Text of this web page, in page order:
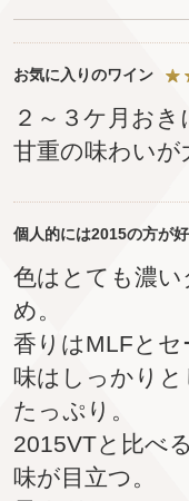
お気に入りのワイン
２～３ケ月お
甘重の味わい
個人的には2015の方が
色はとても濃
め。
香りはMLFと
味はしっかり
たっぷり。
2015VTと比べ
味が目立つ。